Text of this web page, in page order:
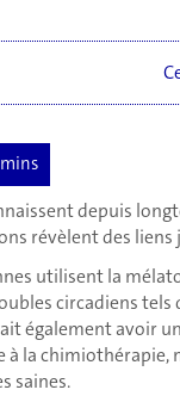
depuis
révèlent des liens
utilisent la
circadiens tels
également avoir
à la
saines.